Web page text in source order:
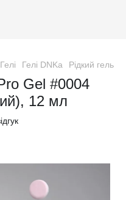
Гелі Гелі DNKa Рідкий гель
Gel #0004
12 мл